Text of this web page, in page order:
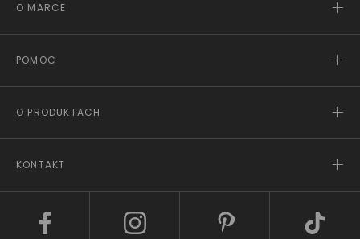
O MARCE
POMOC
O PRODUKTACH
KONTAKT